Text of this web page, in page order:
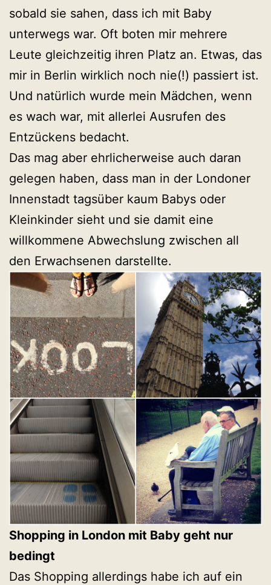
sobald sie sahen, dass ich mit Baby
unterwegs war. Oft boten mir mehrere
Leute gleichzeitig ihren Platz an. Etwas, das
mir in Berlin wirklich noch nie(!) passiert ist.
Und natürlich wurde mein Mädchen, wenn
es wach war, mit allerlei Ausrufen des
Entzückens bedacht.
Das mag aber ehrlicherweise auch daran
gelegen haben, dass man in der Londoner
Innenstadt tagsüber kaum Babys oder
Kleinkinder sieht und sie damit eine
willkommene Abwechslung zwischen all
den Erwachsenen darstellte.
Shopping in London mit Baby geht nur
bedingt
Das Shopping allerdings habe ich auf ein